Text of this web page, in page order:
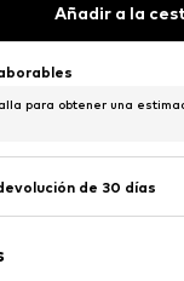
Añadir a la
para obtener una
de 30 días